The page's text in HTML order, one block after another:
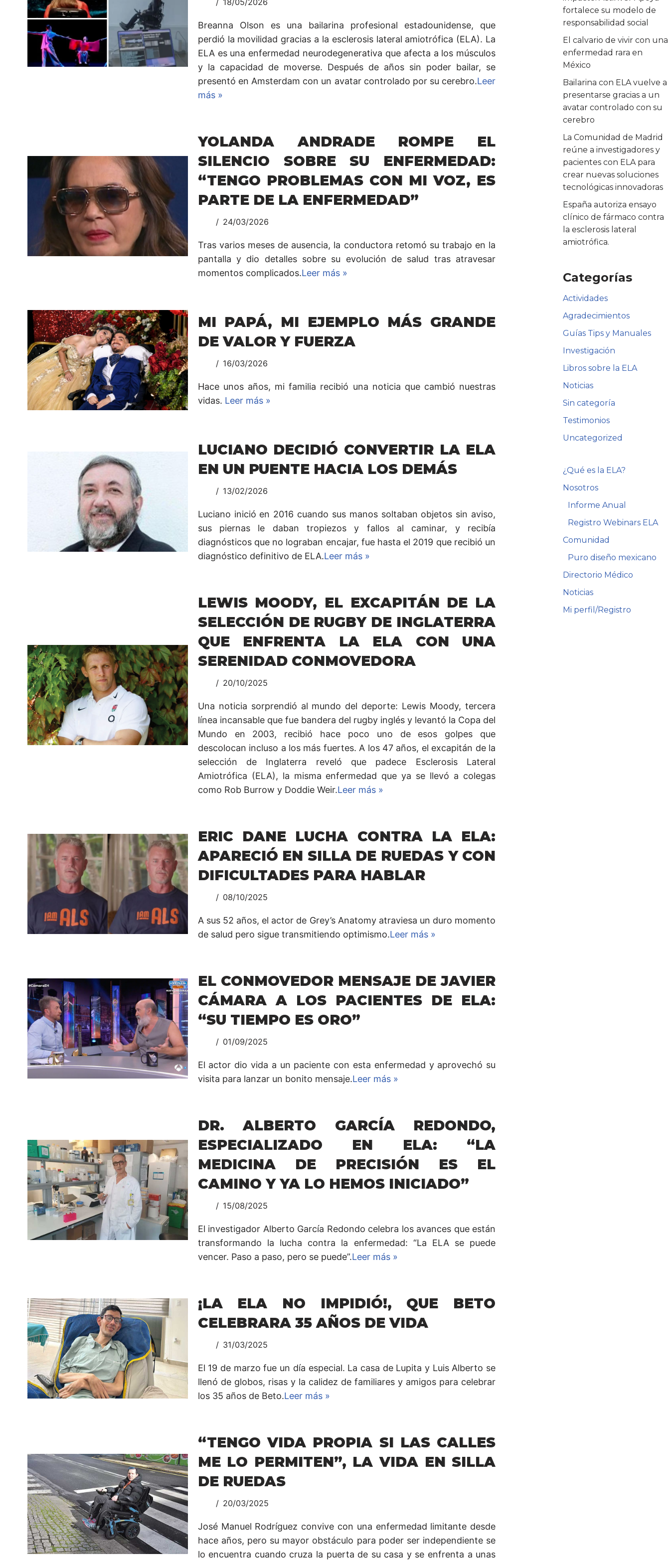
Breanna Olson es una bailarina profesional estadounidense, que
perdió la movilidad gracias a la esclerosis lateral amiotrófica (ELA). La
ELA es una enfermedad neurodegenerativa que afecta a los músculos
y la capacidad de moverse. Después de años sin poder bailar, se
presentó en Amsterdam con un avatar controlado por su cerebro.Leer
más »
YOLANDA ANDRADE ROMPE EL
SILENCIO SOBRE SU ENFERMEDAD:
“TENGO PROBLEMAS CON MI VOZ, ES
PARTE DE LA ENFERMEDAD”
24/03/2026
Tras varios meses de ausencia, la conductora retomó su trabajo en la
pantalla y dio detalles sobre su evolución de salud tras atravesar
momentos complicados.Leer más »
MI PAPÁ, MI EJEMPLO MÁS GRANDE
DE VALOR Y FUERZA
16/03/2026
Hace unos años, mi familia recibió una noticia que cambió nuestras
vidas. Leer más »
LUCIANO DECIDIÓ CONVERTIR LA ELA
EN UN PUENTE HACIA LOS DEMÁS
13/02/2026
Luciano inició en 2016 cuando sus manos soltaban objetos sin aviso,
sus piernas le daban tropiezos y fallos al caminar, y recibía
diagnósticos que no lograban encajar, fue hasta el 2019 que recibió un
diagnóstico definitivo de ELA.Leer más »
LEWIS MOODY, EL EXCAPITÁN DE LA
SELECCIÓN DE RUGBY DE INGLATERRA
QUE ENFRENTA LA ELA CON UNA
SERENIDAD CONMOVEDORA
20/10/2025
Una noticia sorprendió al mundo del deporte: Lewis Moody, tercera
línea incansable que fue bandera del rugby inglés y levantó la Copa del
Mundo en 2003, recibió hace poco uno de esos golpes que
descolocan incluso a los más fuertes. A los 47 años, el excapitán de la
selección de Inglaterra reveló que padece Esclerosis Lateral
Amiotrófica (ELA), la misma enfermedad que ya se llevó a colegas
como Rob Burrow y Doddie Weir.Leer más »
ERIC DANE LUCHA CONTRA LA ELA:
APARECIÓ EN SILLA DE RUEDAS Y CON
DIFICULTADES PARA HABLAR
08/10/2025
A sus 52 años, el actor de Grey’s Anatomy atraviesa un duro momento
de salud pero sigue transmitiendo optimismo.Leer más »
EL CONMOVEDOR MENSAJE DE JAVIER
CÁMARA A LOS PACIENTES DE ELA:
“SU TIEMPO ES ORO”
01/09/2025
El actor dio vida a un paciente con esta enfermedad y aprovechó su
visita para lanzar un bonito mensaje.Leer más »
DR. ALBERTO GARCÍA REDONDO,
ESPECIALIZADO EN ELA: “LA
MEDICINA DE PRECISIÓN ES EL
CAMINO Y YA LO HEMOS INICIADO”
15/08/2025
El investigador Alberto García Redondo celebra los avances que están
transformando la lucha contra la enfermedad: “La ELA se puede
vencer. Paso a paso, pero se puede”.Leer más »
¡LA ELA NO IMPIDIÓ!, QUE BETO
CELEBRARA 35 AÑOS DE VIDA
31/03/2025
El 19 de marzo fue un día especial. La casa de Lupita y Luis Alberto se
llenó de globos, risas y la calidez de familiares y amigos para celebrar
los 35 años de Beto.Leer más »
“TENGO VIDA PROPIA SI LAS CALLES
ME LO PERMITEN”, LA VIDA EN SILLA
DE RUEDAS
20/03/2025
José Manuel Rodríguez convive con una enfermedad limitante desde
hace años, pero su mayor obstáculo para poder ser independiente se
lo encuentra cuando cruza la puerta de su casa y se enfrenta a unas
fortalece su modelo de
responsabilidad social
El calvario de vivir con una
enfermedad rara en
México
Bailarina con ELA vuelve a
presentarse gracias a un
avatar controlado con su
cerebro
La Comunidad de Madrid
reúne a investigadores y
pacientes con ELA para
crear nuevas soluciones
tecnológicas innovadoras
España autoriza ensayo
clínico de fármaco contra
la esclerosis lateral
amiotrófica.
Categorías
Actividades
Agradecimientos
Guías Tips y Manuales
Investigación
Libros sobre la ELA
Noticias
Sin categoría
Testimonios
Uncategorized
¿Qué es la ELA?
Nosotros
Informe Anual
Registro Webinars ELA
Comunidad
Puro diseño mexicano
Directorio Médico
Noticias
Mi perfil/Registro